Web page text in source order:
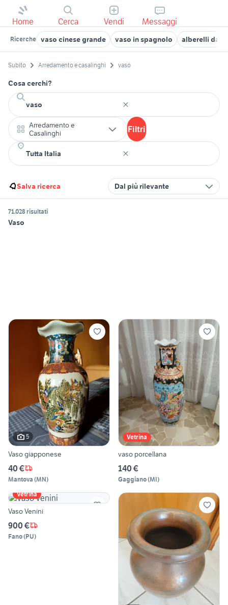
Home Cerca Vendi Messaggi
Ricerche vaso cinese grande vaso in spagnolo alberelli da
Subito Arredamento e casalinghi vaso
Cosa cerchi?
Arredamento e
Casalinghi
Filtri
Salva ricerca Dal più rilevante
71.028 risultati
Vaso
5
Vaso giapponese
40 €
Mantova (MN)
Vetrina
vaso porcellana
140 €
Gaggiano(MI)
Vetrina
Vaso Venini
900 €
Fano(PU)